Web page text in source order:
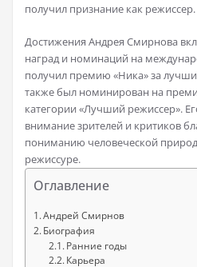
получил признание как режиссер.
Достижения Андрея Смирнова
наград и номинаций на
получил премию «Ника» за
также был номинирован на
категории «Лучший режиссер».
внимание зрителей и критиков
пониманию человеческой
режиссуре.
Оглавление
Андрей Смирнов
Биография
Ранние годы
Карьера